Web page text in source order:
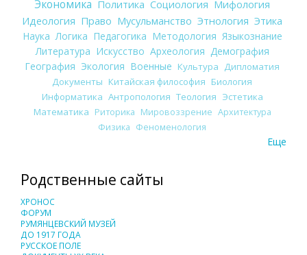
Экономика Политика Социология Мифология
Идеология Право Мусульманство Этнология Этика
Наука Логика Педагогика Методология Языкознание
Литература Искусство Археология Демография
География Экология Военные Культура
Дипломатия
Документы Китайская философия Биология
Информатика Антропология Теология Эстетика
Математика Риторика Мировоззрение Архитектура
Физика Феноменология
Еще
Родственные сайты
ХРОНОС
ФОРУМ
РУМЯНЦЕВСКИЙ МУЗЕЙ
ДО 1917 ГОДА
РУССКОЕ ПОЛЕ